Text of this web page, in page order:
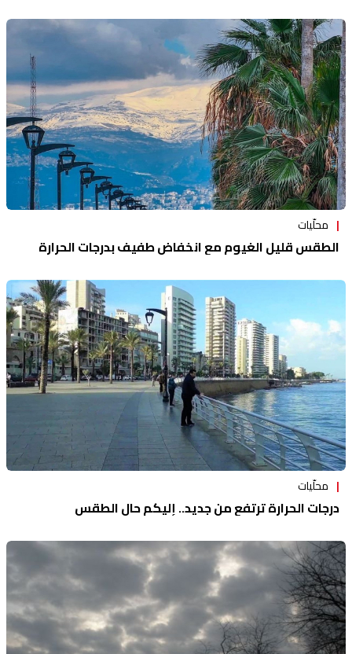
محلّيات
الطقس قليل الغيوم مع انخفاض طفيف بدرجات الحرارة
محلّيات
درجات الحرارة ترتفع من جديد.. إليكم حال الطقس